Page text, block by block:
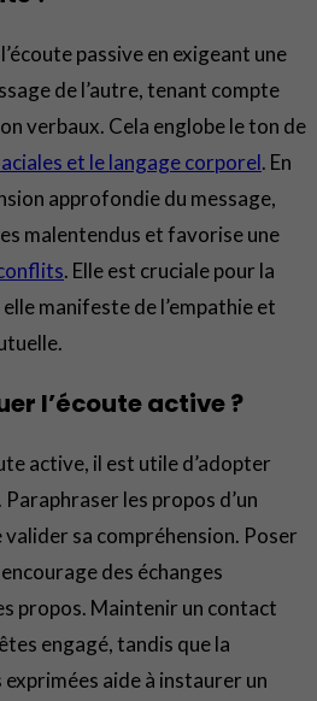
passive en exigeant une
de l’autre, tenant compte
verbaux. Cela englobe le ton de
et le langage corporel. En
approfondie du message,
malentendus et favorise une
. Elle est cruciale pour la
manifeste de l’empathie et
l’écoute active ?
active, il est utile d’adopter
les propos d’un
sa compréhension. Poser
des échanges
propos. Maintenir un contact
engagé, tandis que la
aide à instaurer un